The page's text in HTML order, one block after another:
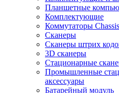
Планшетные
Комплектующие
Коммутаторы Chassis
Сканеры
Сканеры штрих
3D сканеры
Стационарные
Промышленные
аксессуары
Батарейный модуль